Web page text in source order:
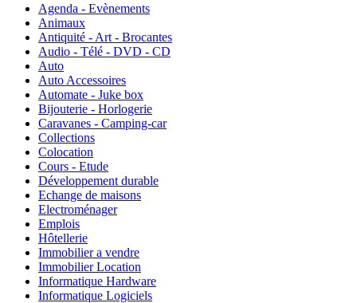
Agenda - Evènements
Animaux
Antiquité - Art - Brocantes
Audio - Télé - DVD - CD
Auto
Auto Accessoires
Automate - Juke box
Bijouterie - Horlogerie
Caravanes - Camping-car
Collections
Colocation
Cours - Etude
Développement durable
Echange de maisons
Electroménager
Emplois
Hôtellerie
Immobilier a vendre
Immobilier Location
Informatique Hardware
Informatique Logiciels